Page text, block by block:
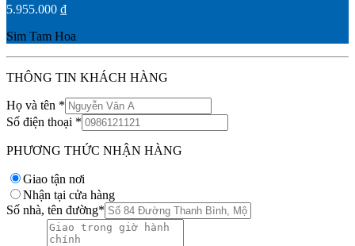
5.955.000 ₫
Sim Tam Hoa
THÔNG TIN KHÁCH HÀNG
Họ và tên *
Số điện thoại *
PHƯƠNG THỨC NHẬN HÀNG
Giao tận nơi
Nhận tại cửa hàng
Số nhà, tên đường*